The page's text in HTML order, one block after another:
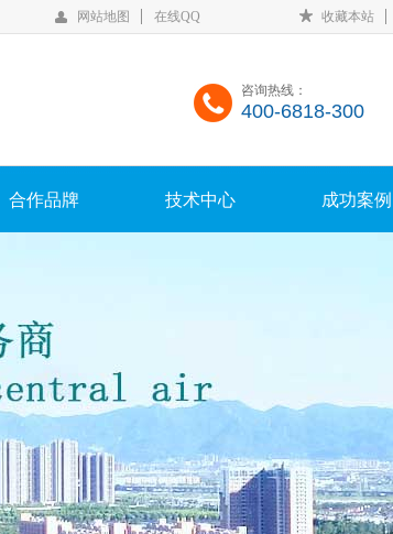
网站地图 在线QQ 收藏本站
咨询热线：
400-6818-300
合作品牌 技术中心 成功案例